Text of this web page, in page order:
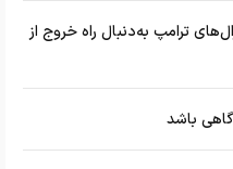
ترامپ به‌دنبال راه خروج از
باشد